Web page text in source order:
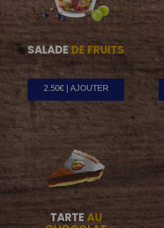
SALADE DE FRUITS
2.50€ | AJOUTER
TARTEAU